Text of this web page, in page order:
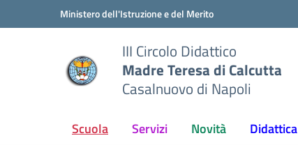
Vai ai contenuti
Vai al menu di navigazioneMinistero dell'Istruzione e del Merito
III Circolo Didattico
Madre Teresa di Calcutta
Casalnuovo di Napoli
Scuola Servizi Novità Didattica